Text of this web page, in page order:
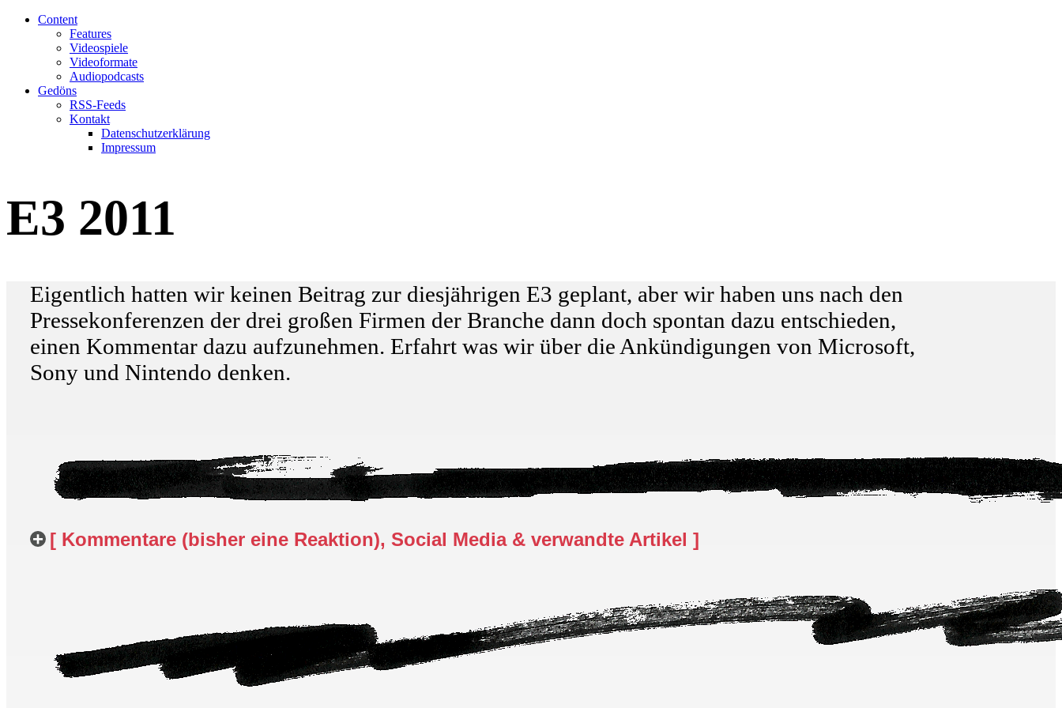
Content
Features
Videospiele
Videoformate
Audiopodcasts
Gedöns
RSS-Feeds
Kontakt
Datenschutzerklärung
Impressum
E3 2011
Eigentlich hatten wir keinen Beitrag zur diesjährigen E3 geplant, aber wir haben uns nach den
Pressekonferenzen der drei großen Firmen der Branche dann doch spontan dazu entschieden,
einen Kommentar dazu aufzunehmen. Erfahrt was wir über die Ankündigungen von Microsoft,
Sony und Nintendo denken.
[ Kommentare (bisher eine Reaktion), Social Media & verwandte Artikel ]